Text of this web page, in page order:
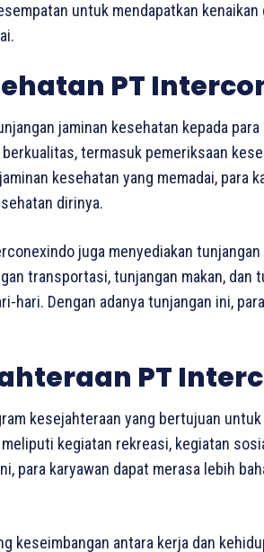
untuk mendapatkan
PT
jaminan kesehatan kepada para
termasuk pemeriksaan
kesehatan yang memadai, para
dirinya.
juga menyediakan
transportasi, tunjangan makan, dan
hari. Dengan adanya tunjangan ini,
PT
kesejahteraan yang bertujuan
kegiatan rekreasi, kegiatan
para karyawan dapat merasa lebih
keseimbangan antara kerja dan